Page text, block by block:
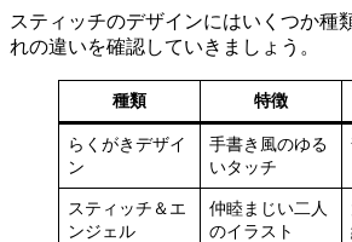
スティッチのデザインにはいくつか種
れの違いを確認していきましょう。
種類 特徴
らくがきデザイ
ン
手書き風のゆる
いタッチ
スティッチ＆エ
ンジェル
仲睦まじい二人
のイラスト